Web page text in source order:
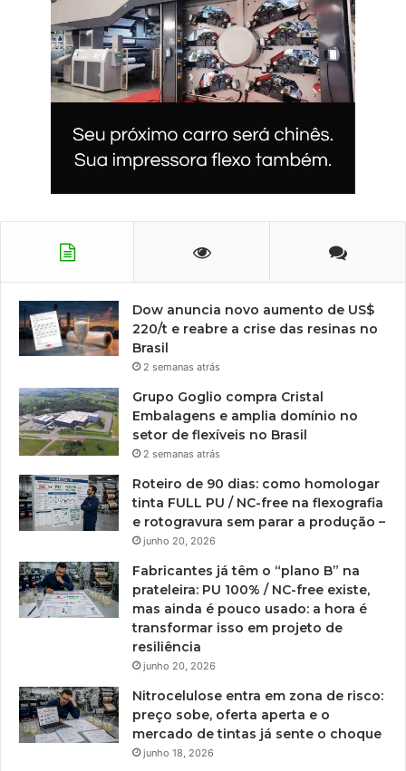
Dow anuncia novo aumento de US$
220/t e reabre a crise das resinas no
Brasil
2 semanas atrás
Grupo Goglio compra Cristal
Embalagens e amplia domínio no
setor de flexíveis no Brasil
2 semanas atrás
Roteiro de 90 dias: como homologar
tinta FULL PU / NC-free na flexografia
e rotogravura sem parar a produção –
junho 20, 2026
Fabricantes já têm o “plano B” na
prateleira: PU 100% / NC-free existe,
mas ainda é pouco usado: a hora é
transformar isso em projeto de
resiliência
junho 20, 2026
Nitrocelulose entra em zona de risco:
preço sobe, oferta aperta e o
mercado de tintas já sente o choque
junho 18, 2026